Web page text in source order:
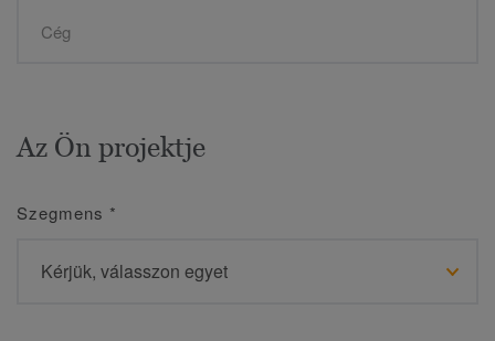
Az Ön projektje
Szegmens *